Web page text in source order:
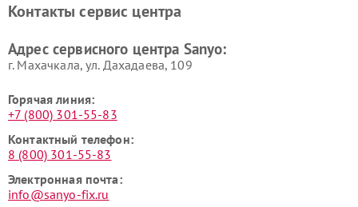
Контакты сервис центра
Адрес сервисного центра Sanyo:
г. Махачкала, ул. Дахадаева, 109
Горячая линия:
+7 (800) 301-55-83
Контактный телефон:
8 (800) 301-55-83
Электронная почта:
info@sanyo-fix.ru